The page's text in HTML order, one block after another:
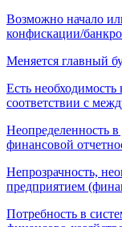
Возможно начало
конфискации/
Меняется главный
Есть
соответствии с
Неопределенность в
финансовой
Непрозрачность,
предприятием
Потребность в